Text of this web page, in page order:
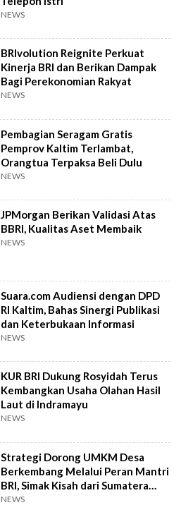
NEWS
BRIvolution Reignite Perkuat
Kinerja BRI dan Berikan Dampak
Bagi Perekonomian Rakyat
NEWS
Pembagian Seragam Gratis
Pemprov Kaltim Terlambat,
Orangtua Terpaksa Beli Dulu
NEWS
JPMorgan Berikan Validasi Atas
BBRI, Kualitas Aset Membaik
NEWS
Suara.com Audiensi dengan DPD
RI Kaltim, Bahas Sinergi Publikasi
dan Keterbukaan Informasi
NEWS
KUR BRI Dukung Rosyidah Terus
Kembangkan Usaha Olahan Hasil
Laut di Indramayu
NEWS
Strategi Dorong UMKM Desa
Berkembang Melalui Peran Mantri
BRI, Simak Kisah dari Sumatera
Utara Ini
NEWS